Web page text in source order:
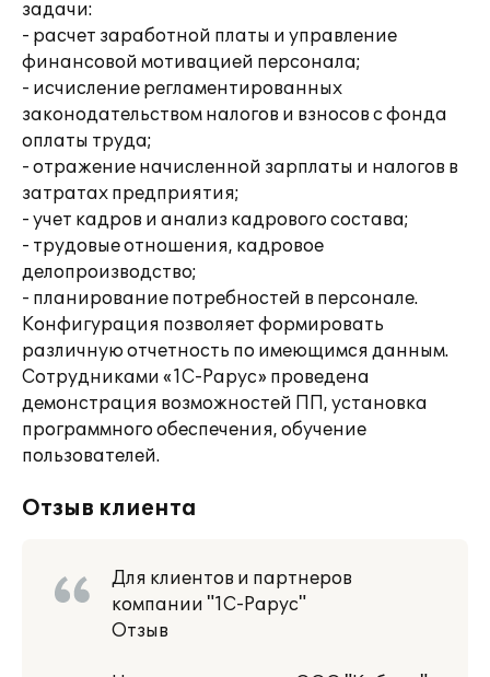
задачи:
- расчет заработной платы и управление
финансовой мотивацией персонала;
- исчисление регламентированных
законодательством налогов и взносов с фонда
оплаты труда;
- отражение начисленной зарплаты и налогов в
затратах предприятия;
- учет кадров и анализ кадрового состава;
- трудовые отношения, кадровое
делопроизводство;
- планирование потребностей в персонале.
Конфигурация позволяет формировать
различную отчетность по имеющимся данным.
Сотрудниками «1С-Рарус» проведена
демонстрация возможностей ПП, установка
программного обеспечения, обучение
пользователей.
Отзыв клиента
Для клиентов и партнеров
компании "1С-Рарус"
Отзыв